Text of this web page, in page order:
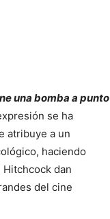
una bomba a punto
se ha
atribuye a un
haciendo
dan
del cine